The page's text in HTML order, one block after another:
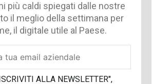
più caldi spiegati dalle nostre
il meglio della settimana per
il digitale utile al Paese.
ALLA NEWSLETTER",